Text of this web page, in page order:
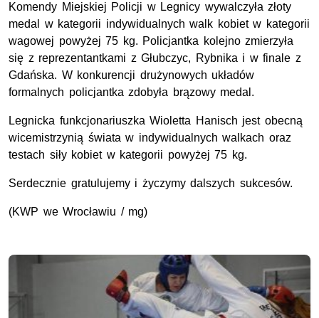
Komendy Miejskiej Policji w Legnicy wywalczyła złoty
medal w kategorii indywidualnych walk kobiet w kategorii
wagowej powyżej 75 kg. Policjantka kolejno zmierzyła
się z reprezentantkami z Głubczyc, Rybnika i w finale z
Gdańska. W konkurencji drużynowych układów
formalnych policjantka zdobyła brązowy medal.
Legnicka funkcjonariuszka Wioletta Hanisch jest obecną
wicemistrzynią świata w indywidualnych walkach oraz
testach siły kobiet w kategorii powyżej 75 kg.
Serdecznie gratulujemy i życzymy dalszych sukcesów.
(KWP we Wrocławiu / mg)